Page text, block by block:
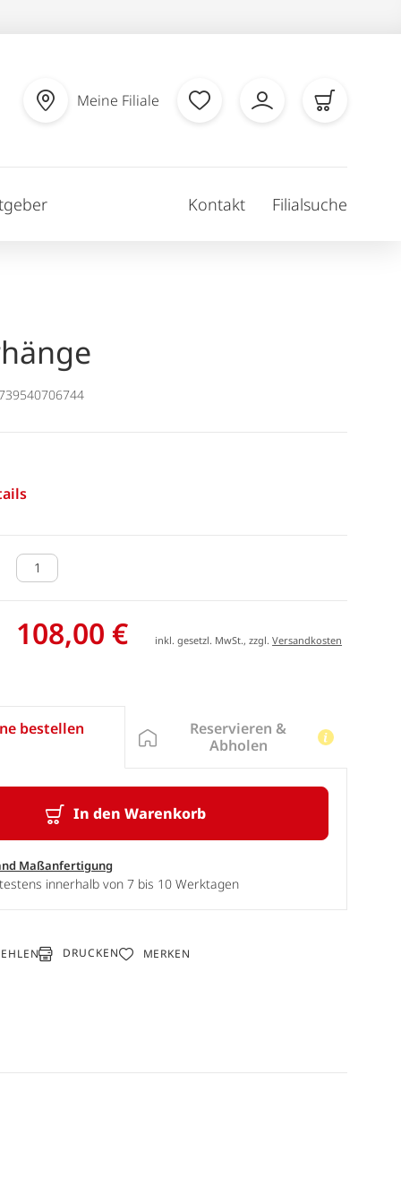
Meine Filiale
Kontakt Filialsuche
108,00 € inkl. gesetzl. MwSt., zzgl.Versandkosten
bestellen
In den Warenkorb
Maßanfertigung
innerhalb von 7 bis 10 Werktagen
Reservieren &
Abholen
DRUCKEN MERKEN